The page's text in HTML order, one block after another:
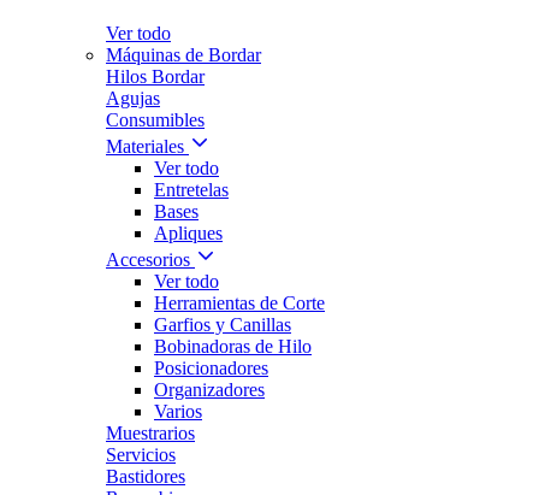
Ver todo
Máquinas de Bordar
Hilos Bordar
Agujas
Consumibles
Materiales
Ver todo
Entretelas
Bases
Apliques
Accesorios
Ver todo
Herramientas de Corte
Garfios y Canillas
Bobinadoras de Hilo
Posicionadores
Organizadores
Varios
Muestrarios
Servicios
Bastidores